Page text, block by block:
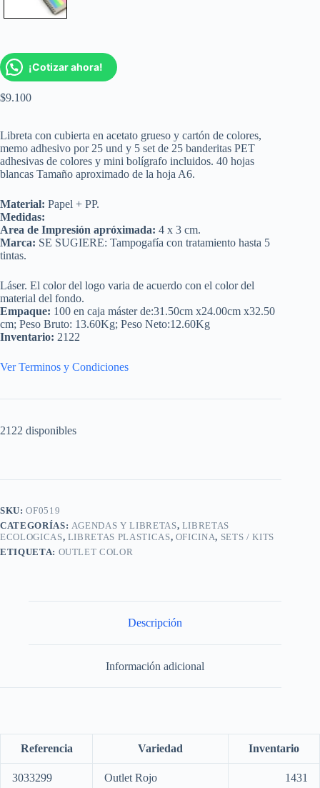
¡Cotizar ahora!
$9.100
Libreta con cubierta en acetato grueso y cartón de colores,
memo adhesivo por 25 und y 5 set de 25 banderitas PET
adhesivas de colores y mini bolígrafo incluidos. 40 hojas
blancas Tamaño aproximado de la hoja A6.
Material: Papel + PP.
Medidas:
Area de Impresión apróximada: 4 x 3 cm.
Marca: SE SUGIERE: Tampogafía con tratamiento hasta 5
tintas.
Láser. El color del logo varia de acuerdo con el color del
material del fondo.
Empaque: 100 en caja máster de:31.50cm x24.00cm x32.50
cm; Peso Bruto: 13.60Kg; Peso Neto:12.60Kg
Inventario: 2122
Ver Terminos y Condiciones
2122 disponibles
SKU:OF0519
CATEGORÍAS: AGENDAS Y LIBRETAS, LIBRETAS
ECOLOGICAS, LIBRETAS PLASTICAS, OFICINA, SETS / KITS
ETIQUETA: OUTLET COLOR
Descripción
Información adicional
Referencia Variedad Inventario
3033299 Outlet Rojo 1431